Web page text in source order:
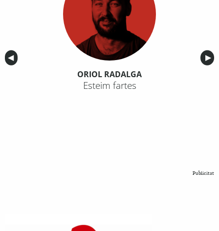
Anterior
◀︎ ▶︎
ORIOL RADALGA
Esteim fartes
Publicitat